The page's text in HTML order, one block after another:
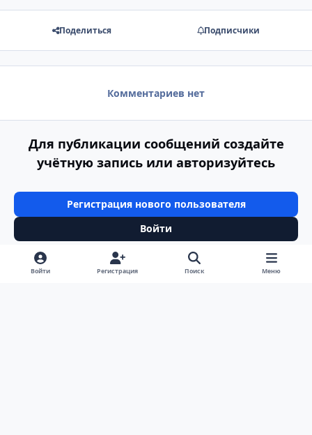
Поделиться Подписчики
Комментариев нет
Для публикации сообщений создайте
учётную запись или авторизуйтесь
Регистрация нового пользователя
Войти
Войти Регистрация Поиск Меню